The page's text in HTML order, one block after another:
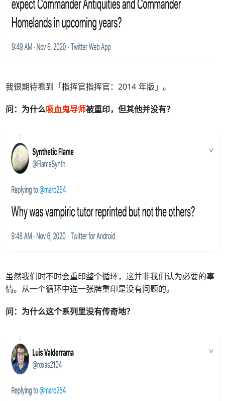
我很期待看到「指挥官指挥官：2014 年版」。
问： 为什么吸血鬼导师被重印，但其他并没有？
虽然我们时不时会重印整个循环，这并非我们认为必要的事
情。从一个循环中选一张牌重印是没有问题的。
问： 为什么这个系列里没有传奇地？